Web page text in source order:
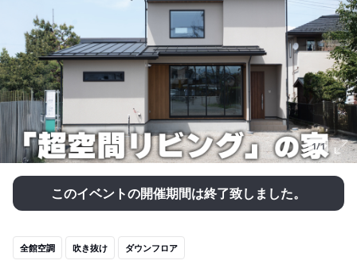
1/1
このイベントの開催期間は終了致しました。
全館空調 吹き抜け ダウンフロア